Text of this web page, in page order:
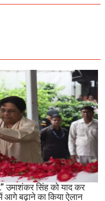
उमाशंकर सिंह को याद कर
आगे बढ़ाने का किया ऐलान